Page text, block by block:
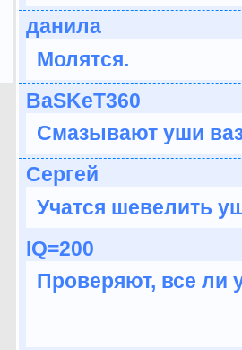
данила
Молятся.
BaSKeT360
Смазывают уши
Сергей
Учатся шевелить
IQ=200
Проверяют, все ли